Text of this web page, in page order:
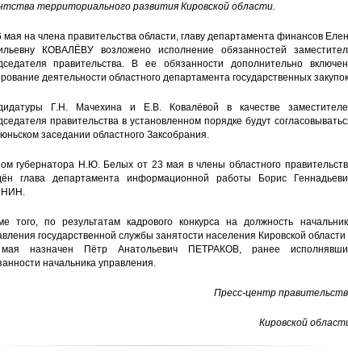
территориального развития Кировской области.
мая на члена правительства области, главу департамента финансов
КОВАЛЁВУ возложено исполнение обязанностей
правительства. В ее обязанности дополнительно
деятельности областного департамента государственных
Г.Н. Мачехина и Е.В. Ковалёвой в качестве
правительства в установленном порядке будут
заседании областного Заксобрания.
губернатора Н.Ю. Белых от 23 мая в члены областного
глава департамента информационной работы Борис
того, по результатам кадрового конкурса на должность
государственной службы занятости населения Кировской области
назначен Пётр Анатольевич ПЕТРАКОВ, ранее
начальника управления.
Пресс-центр
Кировской